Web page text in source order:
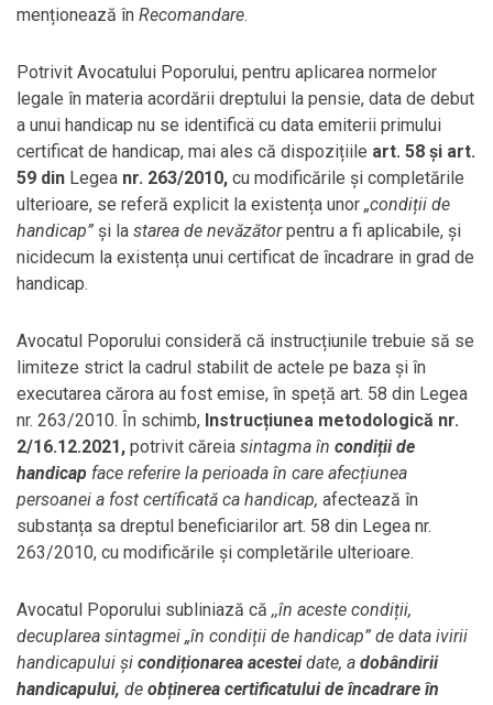
menționează în Recomandare.
Potrivit Avocatului Poporului, pentru aplicarea normelor
legale în materia acordării dreptului la pensie, data de debut
a unui handicap nu se identificä cu data emiterii primului
certificat de handicap, mai ales că dispozițiile art. 58 și art.
59 din Legea nr. 263/2010, cu modificările și completările
ulterioare, se referă explicit la existența unor „condiții de
handicap” și la starea de nevăzătorpentru a fi aplicabile, şi
nicidecum la existența unui certificat de încadrare in grad de
handicap.
Avocatul Poporului consideră că instrucțiunile trebuie să se
limiteze strict la cadrul stabilit de actele pe baza şi în
executarea cărora au fost emise, în speță art. 58 din Legea
nr. 263/2010. În schimb, Instrucțiunea metodologică nr.
2/16.12.2021, potrivit căreia sintagma în condiții de
handicap face referire la perioada în care afecțiunea
persoanei a fost certíficată ca handicap, afectează în
substanța sa dreptul beneficiarilor art. 58 din Legea nr.
263/2010, cu modificările și completările ulterioare.
Avocatul Poporului subliniază că ,,în aceste condiții,
decuplarea sintagmei „în condiții de handicap” de data ivirii
handicapului și condiționarea acesteidate, a dobândirii
handicapului, de obținerea certificatului de încadrare în